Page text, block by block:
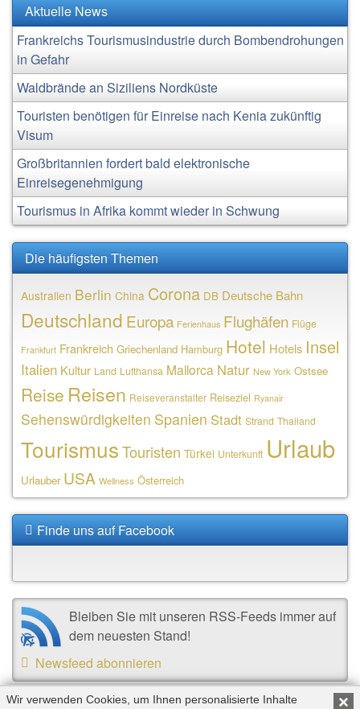
Aktuelle News
Frankreichs Tourismusindustrie durch Bombendrohungen
in Gefahr
Waldbrände an Siziliens Nordküste
Touristen benötigen für Einreise nach Kenia zukünftig
Visum
Großbritannien fordert bald elektronische
Einreisegenehmigung
Tourismus in Afrika kommt wieder in Schwung
Die häufigsten Themen
Australien Berlin China Corona DB Deutsche Bahn
Deutschland Europa Ferienhaus Flughäfen Flüge
Frankfurt Frankreich Griechenland Hamburg Hotel Hotels Insel
Italien Kultur Land Lufthansa Mallorca Natur New York Ostsee
Reise Reisen Reiseveranstalter Reiseziel Ryanair
Sehenswürdigkeiten Spanien Stadt Strand Thailand
TourismusTouristen Türkei Unterkunft Urlaub
Urlauber USA Wellness Österreich
Finde uns auf Facebook
Bleiben Sie mit unseren RSS-Feeds immer auf
dem neuesten Stand!
Newsfeed abonnieren
×
Wir verwenden Cookies, um Ihnen personalisierte Inhalte